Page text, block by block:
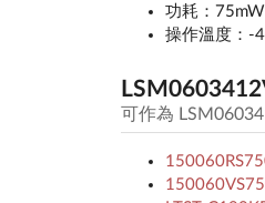
功耗：75mW
操作溫度：-
可作為